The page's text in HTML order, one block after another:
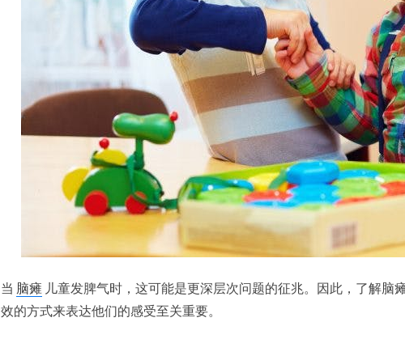
当 脑瘫 儿童发脾气时，这可能是更深层次问题的征兆。因此，了解脑
效的方式来表达他们的感受至关重要。